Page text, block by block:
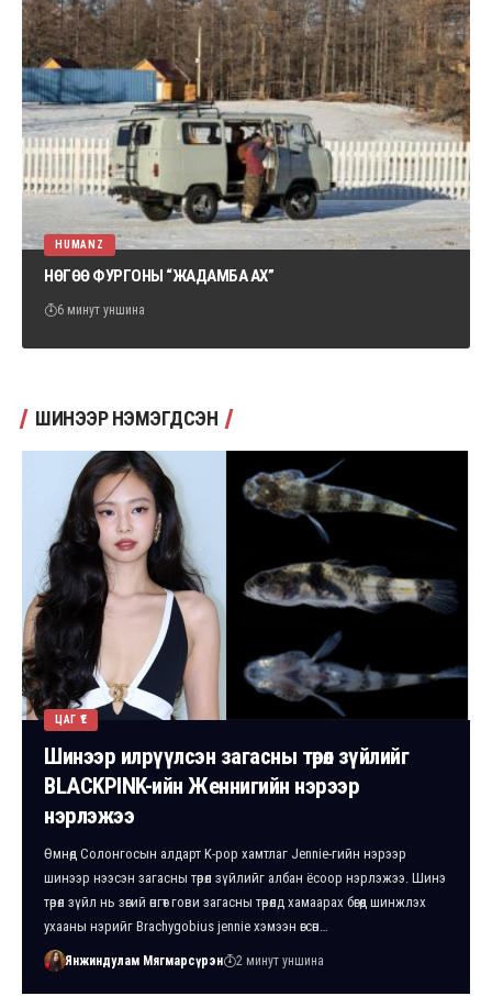
HUMANZ
НӨГӨӨ ФУРГОНЫ “ЖАДАМБА АХ”
6 минут уншина
ШИНЭЭР НЭМЭГДСЭН
ЦАГ ҮЕ
Шинээр илрүүлсэн загасны төрөл зүйлийг
BLACKPINK-ийн Женнигийн нэрээр
нэрлэжээ
Өмнөд Солонгосын алдарт K-pop хамтлаг Jennie-гийн нэрээр
шинээр нээсэн загасны төрөл зүйлийг албан ёсоор нэрлэжээ. Шинэ
төрөл зүйл нь зөгий өнгөт гови загасны төрөлд хамаарах бөгөөд шинжлэх
ухааны нэрийг Brachygobius jennie хэмээн өгсөн…
Янжиндулам Мягмарсүрэн 2 минут уншина